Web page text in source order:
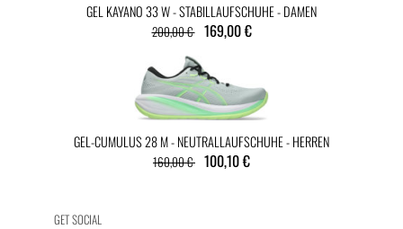
GEL KAYANO 33 W - STABILLAUFSCHUHE - DAMEN
200,00 € 169,00 €
GEL-CUMULUS 28 M - NEUTRALLAUFSCHUHE - HERREN
160,00 € 100,10 €
GET SOCIAL